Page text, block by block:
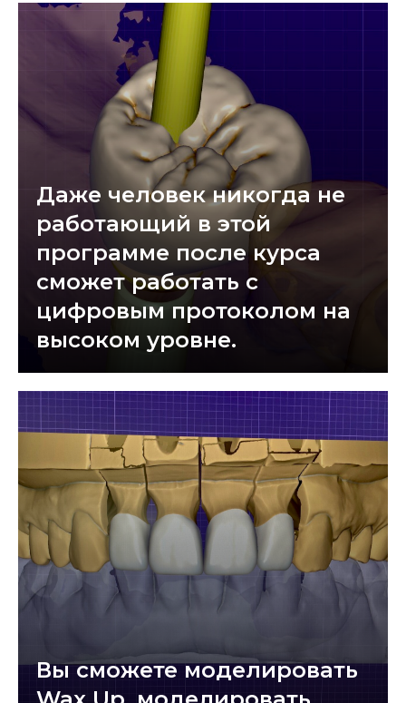
Даже человек никогда не
работающий в этой
программе после курса
сможет работать с
цифровым протоколом на
высоком уровне.
Вы сможете моделировать